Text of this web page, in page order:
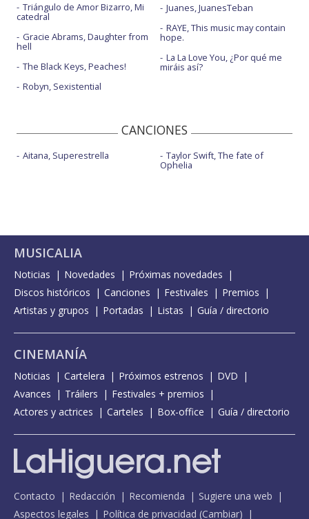
Triángulo de Amor Bizarro, Mi
catedral
Gracie Abrams, Daughter from
hell
The Black Keys, Peaches!
Robyn, Sexistential
Juanes, JuanesTeban
RAYE, This music may contain
hope.
La La Love You, ¿Por qué me
miráis así?
CANCIONES
Aitana, Superestrella Taylor Swift, The fate of
Ophelia
MUSICALIA
Noticias Novedades
Próximas novedades
Discos históricos
Canciones Festivales
Premios
Artistas y grupos
Portadas Listas Guía / directorio
CINEMANÍA
Noticias Cartelera Próximos estrenos
DVD
Avances
Tráilers
Festivales + premios
Actores y actrices
Carteles Box-office Guía / directorio
Contacto Redacción Recomienda
Sugiere una web
Aspectos legales
Política de privacidad (Cambiar)